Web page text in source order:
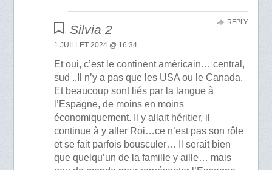
Silvia 2
1 JUILLET 2024 @ 16:34
Et oui, c’est le continent américain… central,
sud ..Il n’y a pas que les USA ou le Canada.
Et beaucoup sont liés par la langue à
l’Espagne, de moins en moins
économiquement. Il y allait héritier, il
continue à y aller Roi…ce n’est pas son rôle
et se fait parfois bousculer… Il serait bien
que quelqu’un de la famille y aille… mais
REPLY